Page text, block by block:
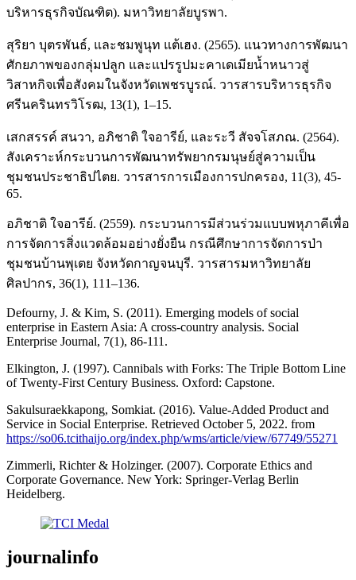
บริหารธุรกิจบัณฑิต). มหาวิทยาลัยบูรพา.
สุริยา บุตรพันธ์, และชมพูนุท แต้เฮง. (2565). แนวทางการพัฒนา
ศักยภาพของกลุ่มปลูก และแปรรูปมะคาเดเมียน้ำหนาวสู่
วิสาหกิจเพื่อสังคมในจังหวัดเพชรบูรณ์. วารสารบริหารธุรกิจ
ศรีนครินทรวิโรฒ, 13(1), 1–15.
เสกสรรค์ สนวา, อภิชาติ ใจอารีย์, และระวี สัจจโสภณ. (2564).
สังเคราะห์กระบวนการพัฒนาทรัพยากรมนุษย์สู่ความเป็น
ชุมชนประชาธิปไตย. วารสารการเมืองการปกครอง, 11(3), 45-
65.
อภิชาติ ใจอารีย์. (2559). กระบวนการมีส่วนร่วมแบบพหุภาคีเพื่อ
การจัดการสิ่งแวดล้อมอย่างยั่งยืน กรณีศึกษาการจัดการป่า
ชุมชนบ้านพุเตย จังหวัดกาญจนบุรี. วารสารมหาวิทยาลัย
ศิลปากร, 36(1), 111–136.
Defourny, J. & Kim, S. (2011). Emerging models of social
enterprise in Eastern Asia: A cross-country analysis. Social
Enterprise Journal, 7(1), 86-111.
Elkington, J. (1997). Cannibals with Forks: The Triple Bottom Line
of Twenty-First Century Business. Oxford: Capstone.
Sakulsuraekkapong, Somkiat. (2016). Value-Added Product and
Service in Social Enterprise. Retrieved October 5, 2022. from
https://so06.tcithaijo.org/index.php/wms/article/view/67749/55271
Zimmerli, Richter & Holzinger. (2007). Corporate Ethics and
Corporate Governance. New York: Springer-Verlag Berlin
Heidelberg.
journalinfo